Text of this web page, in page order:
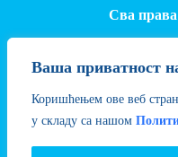
Ваша приватност
Коришћењем ове веб
у складу са нашом
Сва
Израда и одржавање